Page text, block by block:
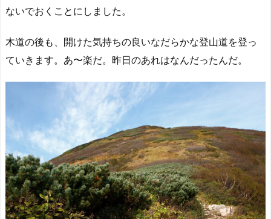
ないでおくことにしました。
木道の後も、開けた気持ちの良いなだらかな登山道を登っ
ていきます。あ〜楽だ。昨日のあれはなんだったんだ。